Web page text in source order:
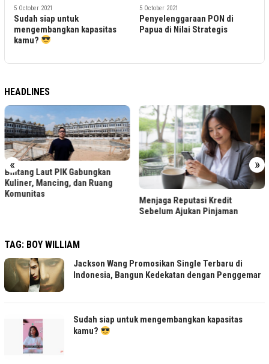
kapasitas
Penyelenggaraan PON di
Papua di Nilai Strategis
Pembangunan
Pantai Panjang
HEADLINES
« »
Ruang
Menjaga Reputasi Kredit
Sebelum Ajukan Pinjaman
LRT Jabodebek
Foto Berhadiah,
TAG: BOY WILLIAM
Jackson Wang Promosikan Single Terbaru di
Indonesia, Bangun Kedekatan dengan Penggemar
Sudah siap untuk mengembangkan kapasitas
kamu?